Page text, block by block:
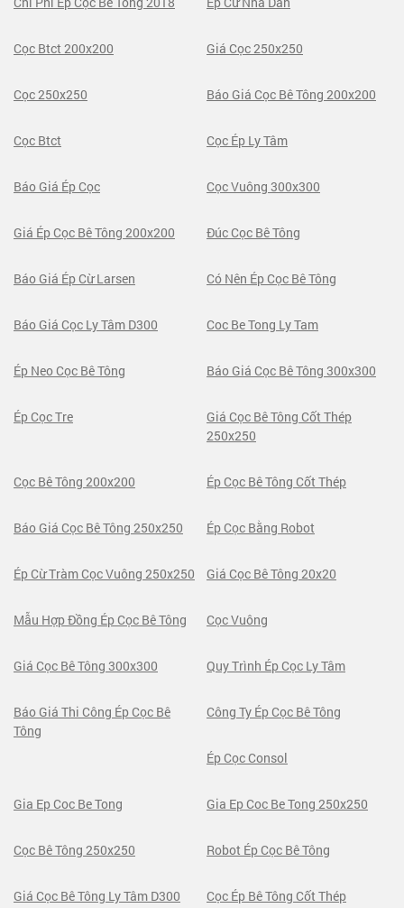
Cọc Btct 200x200 Giá Cọc 250x250
Cọc 250x250 Báo Giá Cọc Bê Tông 200x200
Cọc Btct Cọc Ép Ly Tâm
Báo Giá Ép Cọc Cọc Vuông 300x300
Giá Ép Cọc Bê Tông 200x200 Đúc Cọc Bê Tông
Báo Giá Ép Cừ Larsen Có Nên Ép Cọc Bê Tông
Báo Giá Cọc Ly Tâm D300 Coc Be Tong Ly Tam
Ép Neo Cọc Bê Tông Báo Giá Cọc Bê Tông 300x300
Ép Cọc Tre
Giá Cọc Bê Tông Cốt Thép
250x250
Cọc Bê Tông 200x200 Ép Cọc Bê Tông Cốt Thép
Báo Giá Cọc Bê Tông 250x250 Ép Cọc Bằng Robot
Ép Cừ Tràm Cọc Vuông 250x250 Giá Cọc Bê Tông 20x20
Mẫu Hợp Đồng Ép Cọc Bê Tông Cọc Vuông
Giá Cọc Bê Tông 300x300 Quy Trình Ép Cọc Ly Tâm
Báo Giá Thi Công Ép Cọc Bê
Tông
Công Ty Ép Cọc Bê Tông
Ép Cọc Consol
Gia Ep Coc Be Tong Gia Ep Coc Be Tong 250x250
Cọc Bê Tông 250x250 Robot Ép Cọc Bê Tông
Giá Cọc Bê Tông Ly Tâm D300 Cọc Ép Bê Tông Cốt Thép